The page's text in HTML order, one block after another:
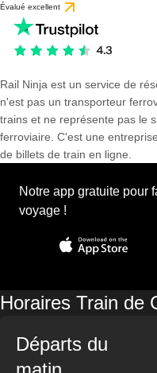
Évalué excellent
Rail Ninja est un service de
n'est pas un transporteur
trains et ne représente pas le
ferroviaire. C'est une
de billets de train en ligne.
Notre app gratuite pour
voyage !
Horaires Train de
Départs du